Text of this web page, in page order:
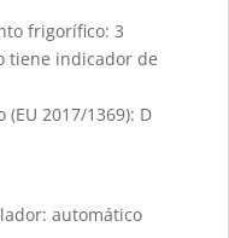
frigorífico: 3
tiene indicador de
2017/1369): D
automático